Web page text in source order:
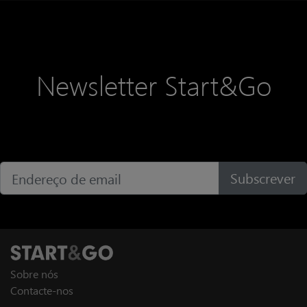
Newsletter Start&Go
Subscrever
Sobre nós
Contacte-nos